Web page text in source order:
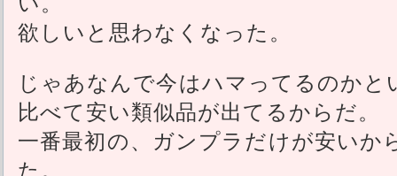
欲しいと思わなくなった。
じゃあなんで今はハマってるのか
比べて安い類似品が出てるからだ。
一番最初の、ガンプラだけが安いか
た。